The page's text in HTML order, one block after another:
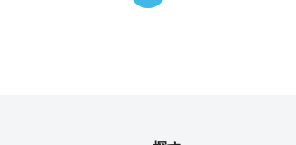
富士山も望めます。帰りはシェアサイクルの